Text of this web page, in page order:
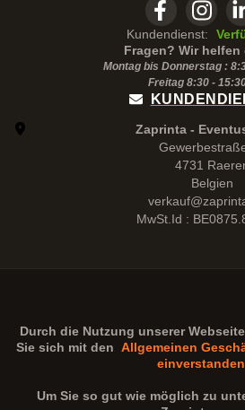
Kundendienst:
Fragen? Wir helfen
Montag bis Donnerstag :
Freitag 8:30 -
Zaprinta -
4731
Belgien
MwSt.Id :
Durch die Nutzung unserer Webseite
Sie sich mit den Allgemeinen
einverstanden
Um Sie so gut wie möglich zu